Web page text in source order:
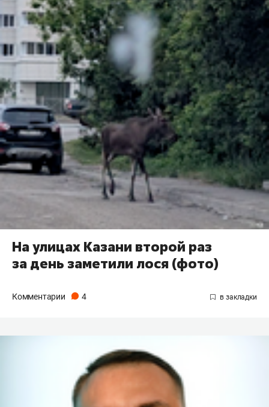
На улицах Казани второй раз
за день заметили лося (фото)
Комментарии 4